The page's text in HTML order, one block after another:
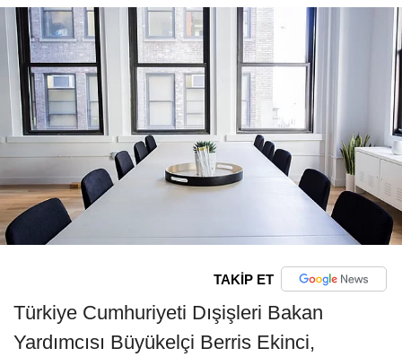
TAKİP ET
Türkiye Cumhuriyeti Dışişleri Bakan
Yardımcısı Büyükelçi Berris Ekinci,